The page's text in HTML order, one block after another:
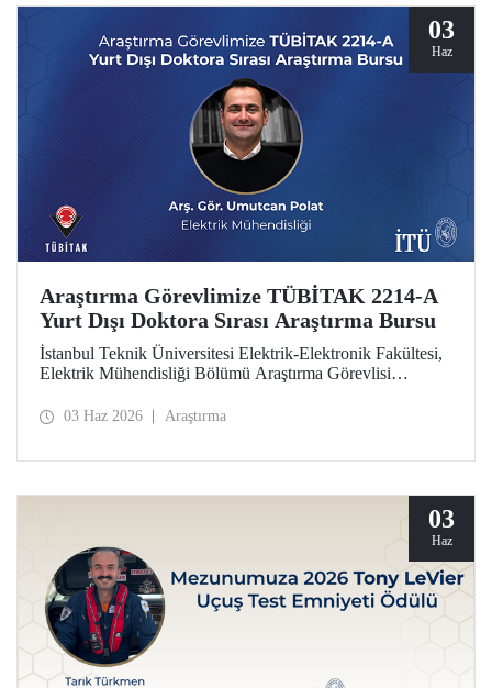
03
Haz
Araştırma Görevlimize TÜBİTAK 2214-A
Yurt Dışı Doktora Sırası Araştırma Bursu
İstanbul Teknik Üniversitesi Elektrik-Elektronik Fakültesi,
Elektrik Mühendisliği Bölümü Araştırma Görevlisi
Sırası Araştırma Bursu kapsamında desteklenmeye hak
03 Haz 2026 Araştırma
03
Haz